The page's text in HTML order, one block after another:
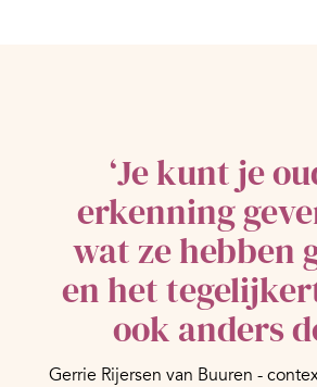
‘Je kunt je
erkenning
wat ze hebben
en het
ook anders
Gerrie Rijersen van Buuren -